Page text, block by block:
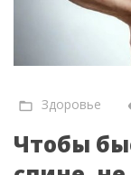
Здоровье
Чтобы